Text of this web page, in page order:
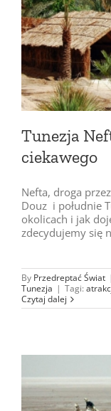
Tunezja
ciekawego
Nefta, droga
Douz i południe
okolicach i jak
zdecydujemy się
By Przedreptać Świat
Tunezja | Tagi:
Czytaj dalej